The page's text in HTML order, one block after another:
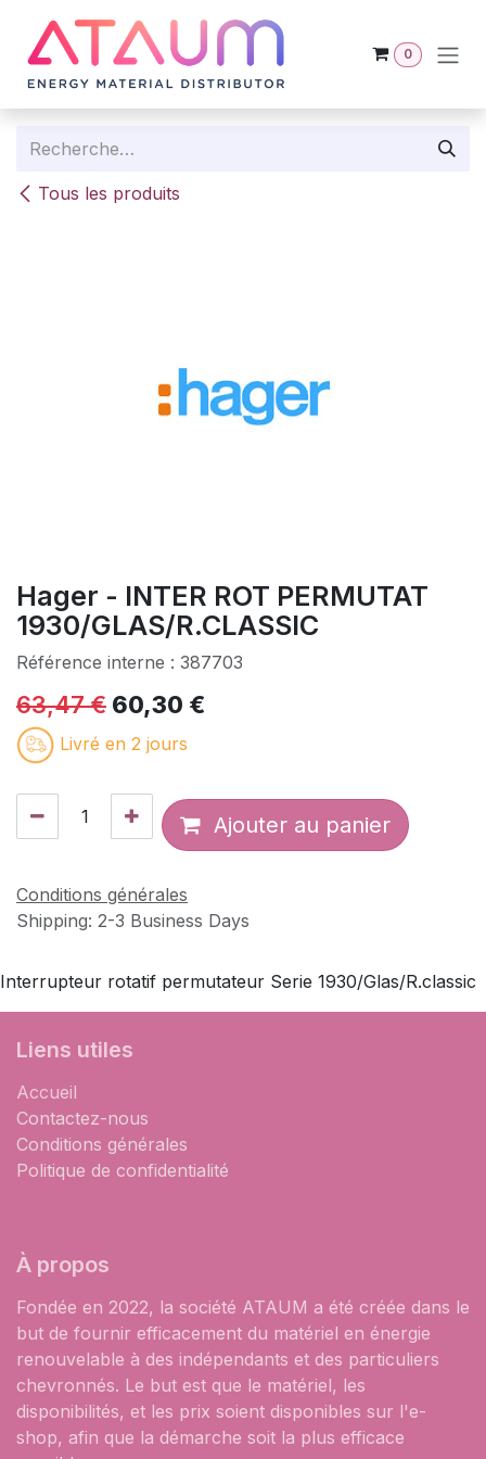
0
Tous les produits
Hager - INTER ROT PERMUTAT
1930/GLAS/R.CLASSIC
Référence interne : 387703
63,47€ 60,30 €
Livré en 2 jours
Ajouter au panier
Conditions générales
Shipping: 2-3 Business Days
Interrupteur rotatif permutateur Serie 1930/Glas/R.classic
Liens utiles
Accueil
Contactez-nous
Conditions générales
Politique de confidentialité
À propos
Fondée en 2022, la société ATAUM a été créée dans le
but de fournir efficacement du matériel en énergie
renouvelable à des indépendants et des particuliers
chevronnés. Le but est que le matériel, les
disponibilités, et les prix soient disponibles sur l'e-
shop, afin que la démarche soit la plus efficace